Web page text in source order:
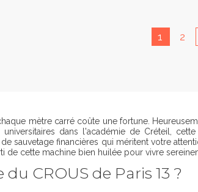
1 2
mètre carré coûte une fortune.
dans l'académie de Créteil,
sauvetage financières qui méritent votre
de cette machine bien huilée pour vivre
CROUS de Paris 13 ?